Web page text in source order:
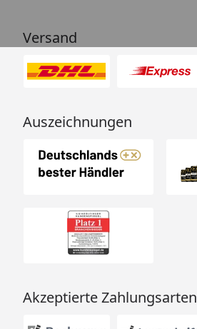
Versand
Auszeichnungen
Akzeptierte Zahlungsarten